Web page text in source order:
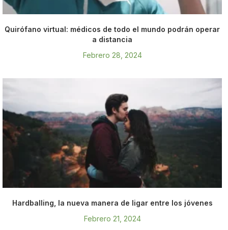
Quirófano virtual: médicos de todo el mundo podrán operar
a distancia
Febrero 28, 2024
Hardballing, la nueva manera de ligar entre los jóvenes
Febrero 21, 2024